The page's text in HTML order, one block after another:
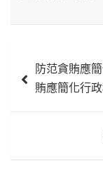
章
防范貪賄應
賄應簡化行